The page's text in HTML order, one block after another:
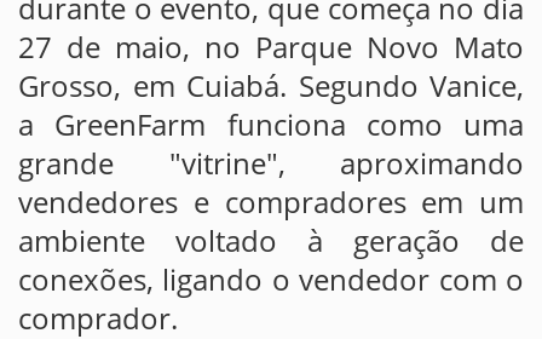
27 de maio, no Parque Novo Mato
Grosso, em Cuiabá. Segundo Vanice,
a GreenFarm funciona como uma
grande "vitrine", aproximando
vendedores e compradores em um
ambiente voltado à geração de
conexões, ligando o vendedor com o
comprador.